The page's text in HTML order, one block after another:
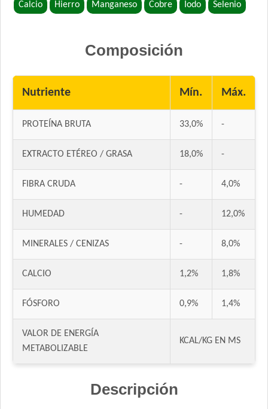
Jaspe Premium Perro Cachorro
Kongo Gold Perro Cachorro Todas las Razas
Kongo Perro Cachorro Todas las Razas
Maintenance Criadores Perro Cachorro
Max Pet Perro Cachorro
Maxxium Perro Cachorro
Maxxium Perrro Cachorro Pollo de Campo y Arroz
MisterPet Perro Cachorro
Nature Perro Cachorro Pequeño y Mediano
NutriCare Perro Cachorro
Nutribon Plus Perro Cachorro
Nutrique Large Puppy
Old Prince Equilibrium Perro Cachorro Razas Medianas y
Grandes
Pampa Perro Cachorro
Calcio Hierro Manganeso Cobre Iodo Selenio
Composición
Nutriente Mín. Máx.
PROTEÍNA BRUTA 33,0% -
EXTRACTO ETÉREO / GRASA 18,0% -
FIBRA CRUDA - 4,0%
HUMEDAD - 12,0%
MINERALES / CENIZAS - 8,0%
CALCIO 1,2% 1,8%
FÓSFORO 0,9% 1,4%
VALOR DE ENERGÍA
METABOLIZABLE
KCAL/KG EN MS
Descripción